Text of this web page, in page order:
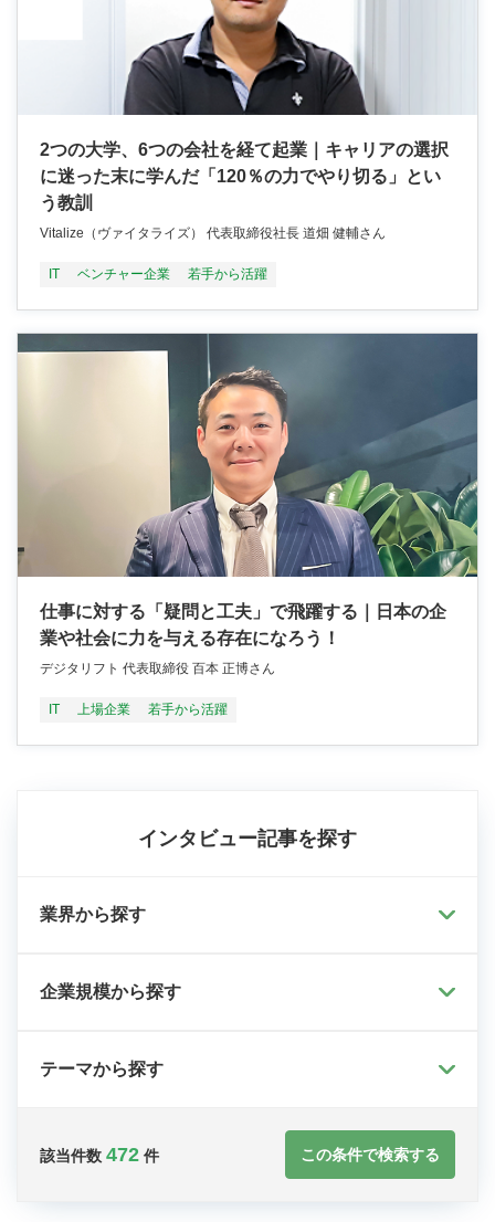
2つの大学、6つの会社を経て起業｜キャリアの選択
に迷った末に学んだ「120％の力でやり切る」とい
う教訓
Vitalize（ヴァイタライズ） 代表取締役社長 道畑 健輔さん
IT ベンチャー企業 若手から活躍
仕事に対する「疑問と工夫」で飛躍する｜日本の企
業や社会に力を与える存在になろう！
デジタリフト 代表取締役 百本 正博さん
IT 上場企業 若手から活躍
インタビュー記事を探す
業界から探す
企業規模から探す
テーマから探す
該当件数 472 件 この条件で検索する